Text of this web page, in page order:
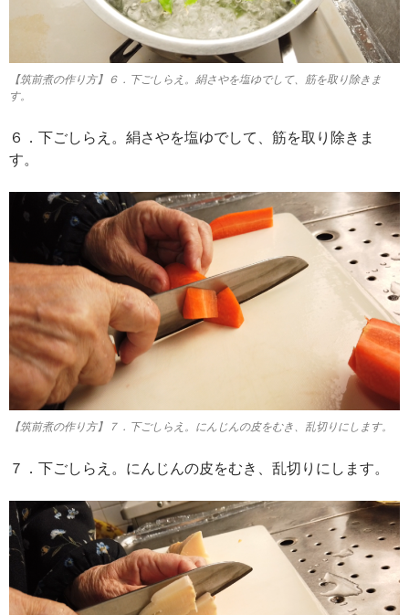
【筑前煮の作り方】６．下ごしらえ。絹さやを塩ゆでして、筋を取り除きま
す。
６．下ごしらえ。絹さやを塩ゆでして、筋を取り除きま
す。
【筑前煮の作り方】７．下ごしらえ。にんじんの皮をむき、乱切りにします。
７．下ごしらえ。にんじんの皮をむき、乱切りにします。